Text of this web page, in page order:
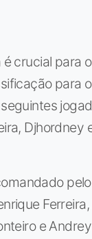
crucial para
para
Djhordney
e